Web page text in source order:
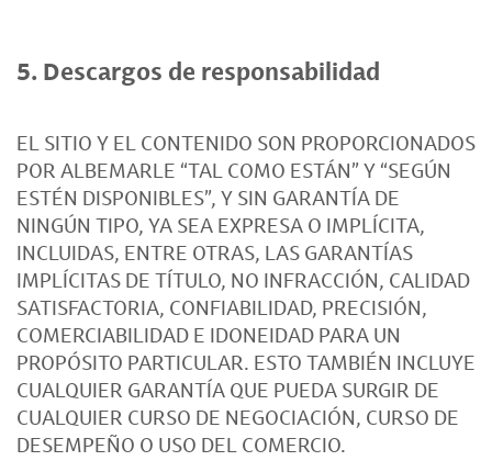
5. Descargos de responsabilidad
EL SITIO Y EL CONTENIDO SON PROPORCIONADOS
POR ALBEMARLE “TAL COMO ESTÁN” Y “SEGÚN
ESTÉN DISPONIBLES”, Y SIN GARANTÍA DE
NINGÚN TIPO, YA SEA EXPRESA O IMPLÍCITA,
INCLUIDAS, ENTRE OTRAS, LAS GARANTÍAS
IMPLÍCITAS DE TÍTULO, NO INFRACCIÓN, CALIDAD
SATISFACTORIA, CONFIABILIDAD, PRECISIÓN,
COMERCIABILIDAD E IDONEIDAD PARA UN
PROPÓSITO PARTICULAR. ESTO TAMBIÉN INCLUYE
CUALQUIER GARANTÍA QUE PUEDA SURGIR DE
CUALQUIER CURSO DE NEGOCIACIÓN, CURSO DE
DESEMPEÑO O USO DEL COMERCIO.